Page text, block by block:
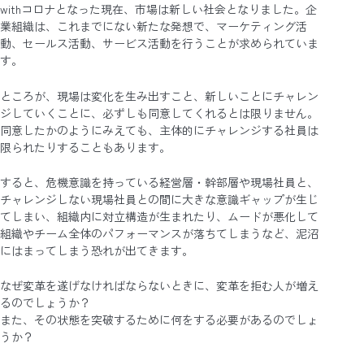
withコロナとなった現在、市場は新しい社会となりました。企
業組織は、これまでにない新たな発想で、マーケティング活
動、セールス活動、サービス活動を行うことが求められていま
す。
ところが、現場は変化を生み出すこと、新しいことにチャレン
ジしていくことに、必ずしも同意してくれるとは限りません。
同意したかのようにみえても、主体的にチャレンジする社員は
限られたりすることもあります。
すると、危機意識を持っている経営層・幹部層や現場社員と、
チャレンジしない現場社員との間に大きな意識ギャップが生じ
てしまい、組織内に対立構造が生まれたり、ムードが悪化して
組織やチーム全体のパフォーマンスが落ちてしまうなど、泥沼
にはまってしまう恐れが出てきます。
なぜ変革を遂げなければならないときに、変革を拒む人が増え
るのでしょうか？
また、その状態を突破するために何をする必要があるのでしょ
うか？